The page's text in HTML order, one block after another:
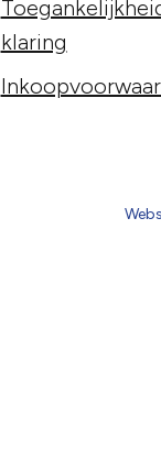
klaring